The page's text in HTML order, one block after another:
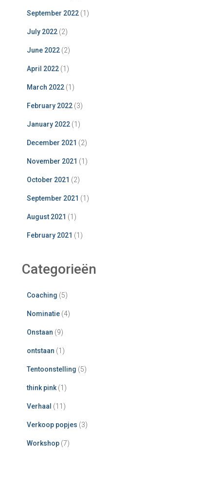
September 2022 (1)
July 2022 (2)
June 2022 (2)
April 2022 (1)
March 2022 (1)
February 2022 (3)
January 2022 (1)
December 2021 (2)
November 2021 (1)
October 2021 (2)
September 2021 (1)
August 2021 (1)
February 2021 (1)
Categorieën
Coaching (5)
Nominatie (4)
Onstaan (9)
ontstaan (1)
Tentoonstelling (5)
think pink (1)
Verhaal (11)
Verkoop popjes (3)
Workshop (7)